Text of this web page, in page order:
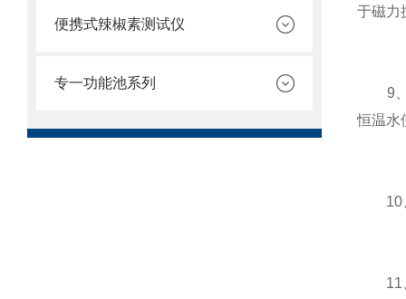
便携式辣椒素测试仪
专一功能池系列
于磁力
9、
恒温水
10、
11、